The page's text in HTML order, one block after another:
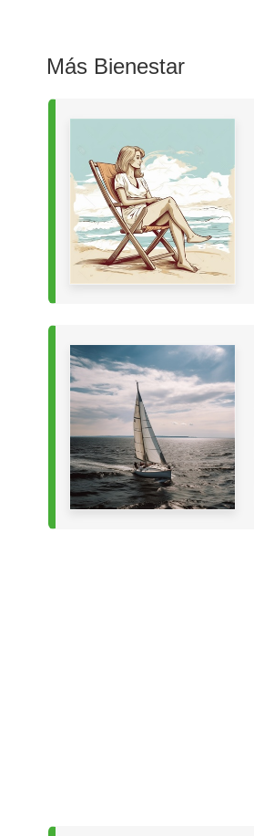
Más Bienestar